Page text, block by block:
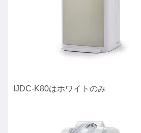
IJDC-K80はホワイトのみ